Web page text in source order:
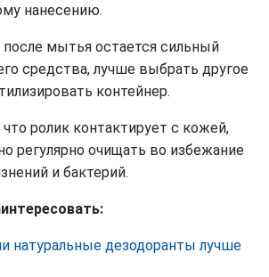
нанесению.
после мытья остается сильный
средства, лучше выбрать другое
контейнер.
ролик контактирует с кожей,
регулярно очищать во избежание
и бактерий.
натуральные дезодоранты лучше